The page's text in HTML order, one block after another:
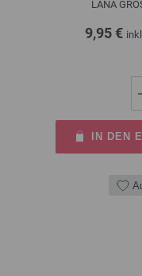
LANA
9,95 €
IN DEN